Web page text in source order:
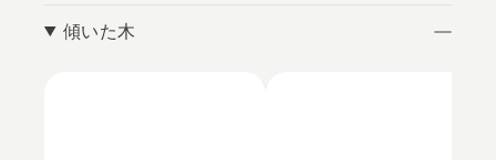
傾いた木